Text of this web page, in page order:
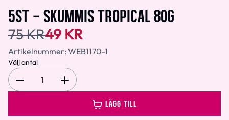
5ST - SKUMMIS TROPICAL 80G
75 KR49 KR
Artikelnummer: WEB1170-1
Välj antal
1
LÄGG TILL